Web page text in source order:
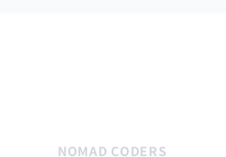
NOMAD CODERS